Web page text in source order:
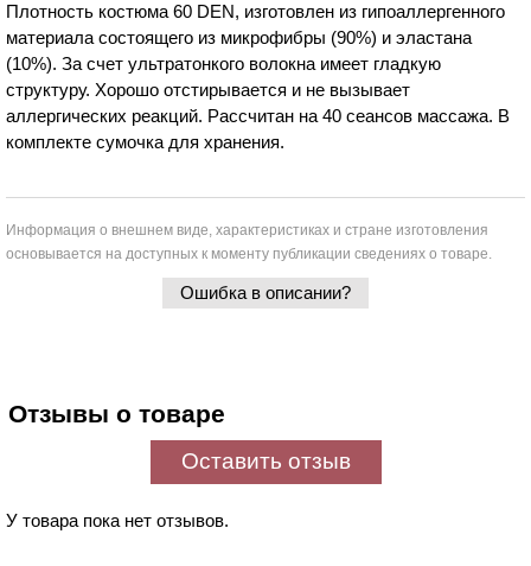
Плотность костюма 60 DEN, изготовлен из гипоаллергенного
материала состоящего из микрофибры (90%) и эластана
(10%). За счет ультратонкого волокна имеет гладкую
структуру. Хорошо отстирывается и не вызывает
аллергических реакций. Рассчитан на 40 сеансов массажа. В
комплекте сумочка для хранения.
Информация о внешнем виде, характеристиках и стране изготовления
основывается на доступных к моменту публикации сведениях о товаре.
Ошибка в описании?
Отзывы о товаре
Оставить отзыв
У товара пока нет отзывов.